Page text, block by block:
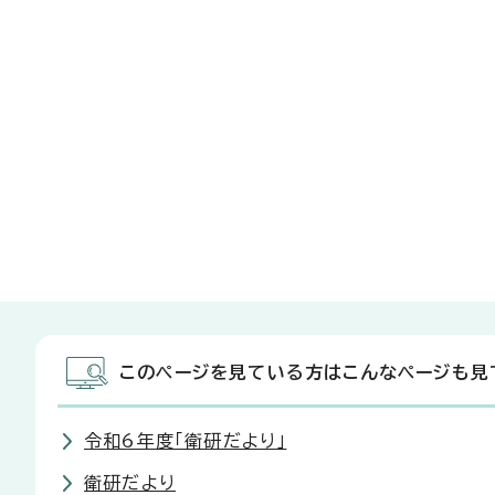
このページを見ている方はこんなページも見
令和6年度「衛研だより」
衛研だより